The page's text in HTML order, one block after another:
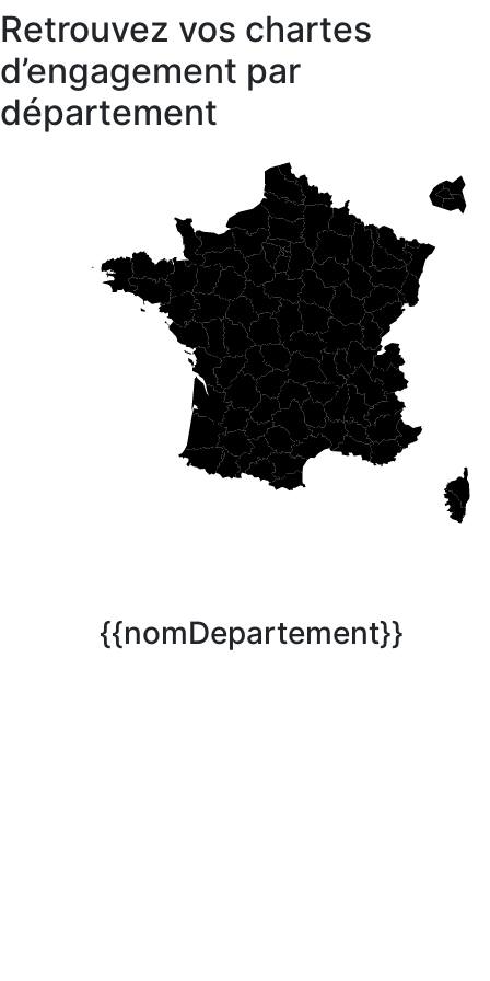
Retrouvez vos chartes
d’engagement par
département
{{nomDepartement}}